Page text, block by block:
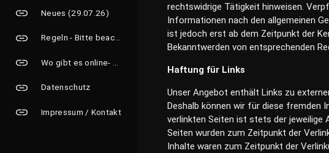
Neues (29.07.26)
Regeln - Bitte beachten!
Wo gibt es online- Grusskarten?
Datenschutz
Impressum / Kontakt
rechtswidrige Tätigkeit hinweisen.
Informationen nach den allgemeinen
ist jedoch erst ab dem Zeitpunkt der
Bekanntwerden von entsprechenden
Haftung für Links
Unser Angebot enthält Links zu
Deshalb können wir für diese fremden
verlinkten Seiten ist stets der jeweilige
Seiten wurden zum Zeitpunkt der
Inhalte waren zum Zeitpunkt der